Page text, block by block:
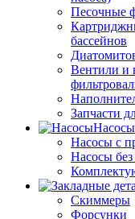
Песочные
бассейнов
Вентили и
Запчасти
Насосы
Насосы с
Насосы без
Скиммеры
Форсунки